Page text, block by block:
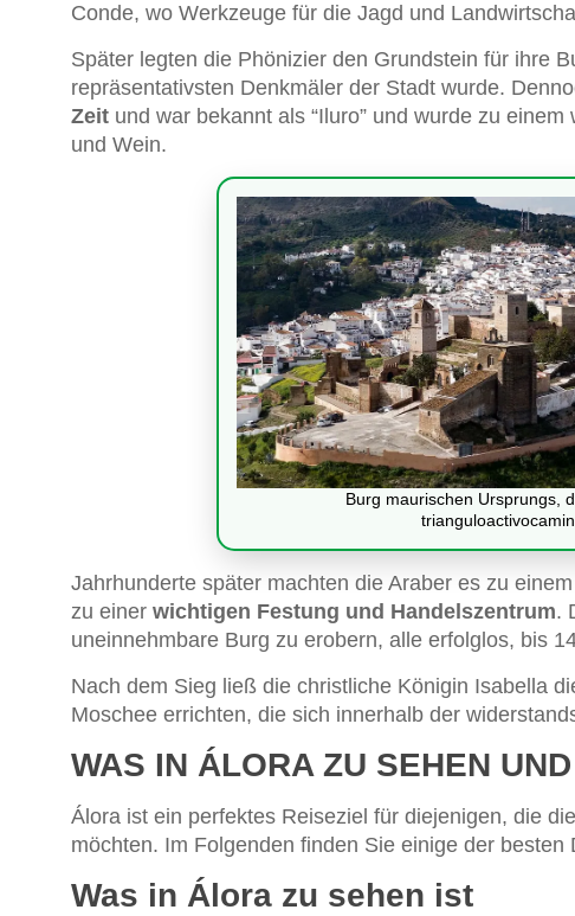
Conde, wo Werkzeuge für die Jagd und
Später legten die Phönizier den Grundstein für ihre
repräsentativsten Denkmäler der Stadt wurde.
Zeit und war bekannt als “Iluro” und wurde zu
und Wein.
Burg maurischen Ursprungs,
Jahrhunderte später machten die Araber es zu
zu einer wichtigen Festung und Handelszentrum.
uneinnehmbare Burg zu erobern, alle erfolglos, bis
Nach dem Sieg ließ die christliche Königin Isabella
Moschee errichten, die sich innerhalb der
WAS IN ÁLORA ZU SEHEN
Álora ist ein perfektes Reiseziel für diejenigen, die
möchten. Im Folgenden finden Sie einige der
Was in Álora zu sehen ist